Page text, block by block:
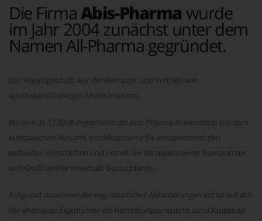
Die Firma Abis-Pharma wurde
im Jahr 2004 zunächst unter dem
Namen All-Pharma gegründet.
Das Hauptgeschäft war der Reimport und Vertrieb von
apothekenpflichtigen Medikamenten.
Bis zum 31.12.2018 importierte die Abis Pharma Arzneimittel aus dem
europäischen Ausland, konfektionierte Sie entsprechend den
geltenden Vorschriften und vetrieb Sie als zugelassener Reimporteur
und Großhändler innerhalb Deutschlands.
Aufgrund zunehmender regulatorischer Anforderungen entschied sich
der ehemalige Eigentümer die Herstellungserlaubnis zurückzugeben